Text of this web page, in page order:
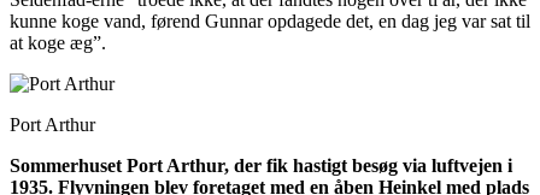
kunne koge vand, førend Gunnar opdagede det, en dag jeg var sat til
at koge æg”.
Port Arthur
Sommerhuset Port Arthur, der fik hastigt besøg via luftvejen i
1935. Flyvningen blev foretaget med en åben Heinkel med plads